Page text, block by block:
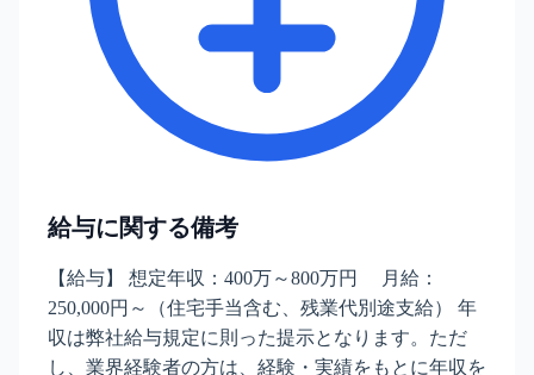
給与に関する備考
【給与】 想定年収：400万～800万円 月給：
250,000円～（住宅手当含む、残業代別途支給） 年
収は弊社給与規定に則った提示となります。ただ
し、業界経験者の方は、経験・実績をもとに年収を